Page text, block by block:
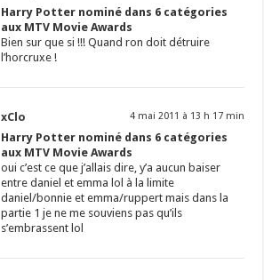
Harry Potter nominé dans 6 catégories
aux MTV Movie Awards
Bien sur que si !!! Quand ron doit détruire
l’horcruxe !
xClo 4 mai 2011 à 13 h 17 min
Harry Potter nominé dans 6 catégories
aux MTV Movie Awards
oui c’est ce que j’allais dire, y’a aucun baiser
entre daniel et emma lol à la limite
daniel/bonnie et emma/ruppert mais dans la
partie 1 je ne me souviens pas qu’ils
s’embrassent lol